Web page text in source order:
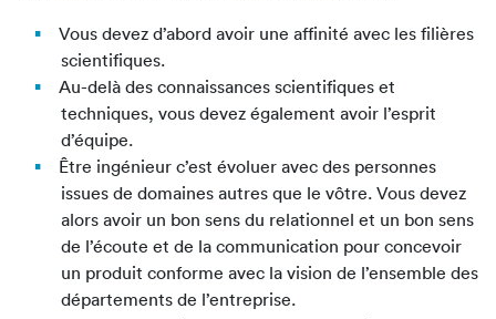
Vous devez d’abord avoir une affinité avec les filières
scientifiques.
Au-delà des connaissances scientifiques et
techniques, vous devez également avoir l’esprit
d’équipe.
Être ingénieur c’est évoluer avec des personnes
issues de domaines autres que le vôtre. Vous devez
alors avoir un bon sens du relationnel et un bon sens
de l’écoute et de la communication pour concevoir
un produit conforme avec la vision de l’ensemble des
départements de l’entreprise.